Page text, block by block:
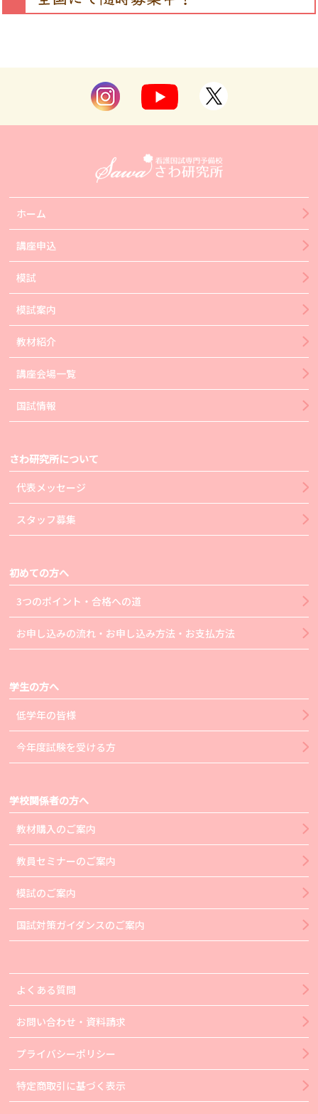
ホーム
講座申込
模試
模試案内
教材紹介
講座会場一覧
国試情報
さわ研究所について
代表メッセージ
スタッフ募集
初めての方へ
3つのポイント・合格への道
お申し込みの流れ・お申し込み方法・お支払方法
学生の方へ
低学年の皆様
今年度試験を受ける方
学校関係者の方へ
教材購入のご案内
教員セミナーのご案内
模試のご案内
国試対策ガイダンスのご案内
よくある質問
お問い合わせ・資料請求
プライバシーポリシー
特定商取引に基づく表示